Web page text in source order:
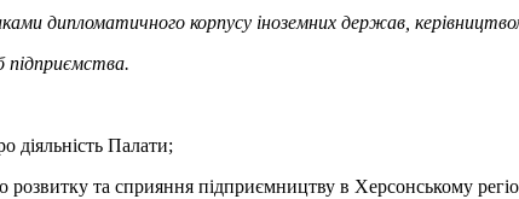
дипломатичного корпусу іноземних держав,
підприємства.
діяльність Палати;
розвитку та сприяння підприємництву в Херсонському